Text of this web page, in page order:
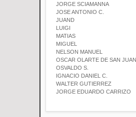
JORGE SCIAMANNA
JOSE ANTONIO C.
JUAND
LUIGI
MATIAS
MIGUEL
NELSON MANUEL
OSCAR OLARTE DE SAN JUAN
OSVALDO S.
IGNACIO DANIEL C.
WALTER GUTIERREZ
JORGE EDUARDO CARRIZO